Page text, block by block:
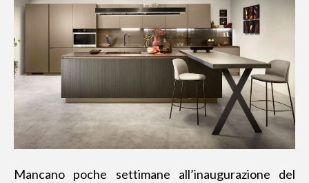
Mancano poche settimane all’inaugurazione del